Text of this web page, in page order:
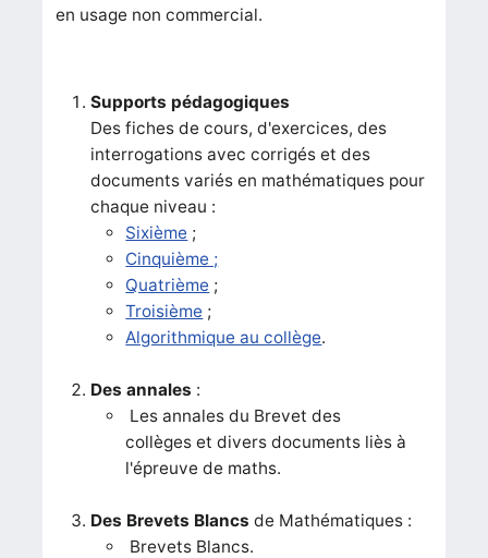
en usage non commercial.
Supports pédagogiques
Des fiches de cours, d'exercices, des
interrogations avec corrigés et des
documents variés en mathématiques pour
chaque niveau :
Sixième ;
Cinquième ;
Quatrième ;
Troisième ;
Algorithmique au collège.
Des annales :
Les annales du Brevet des
collèges et divers documents liès à
l'épreuve de maths.
Des Brevets Blancs de Mathématiques :
Brevets Blancs.